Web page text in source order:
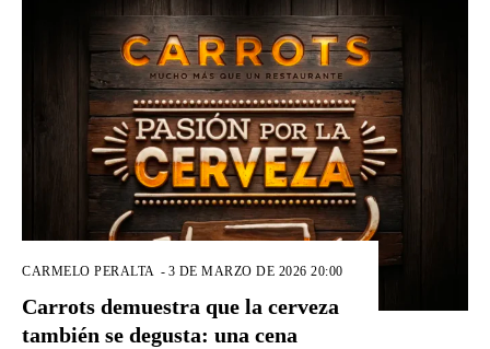
CARMELO PERALTA - 3 DE MARZO DE 2026 20:00
Carrots demuestra que la cerveza
también se degusta: una cena